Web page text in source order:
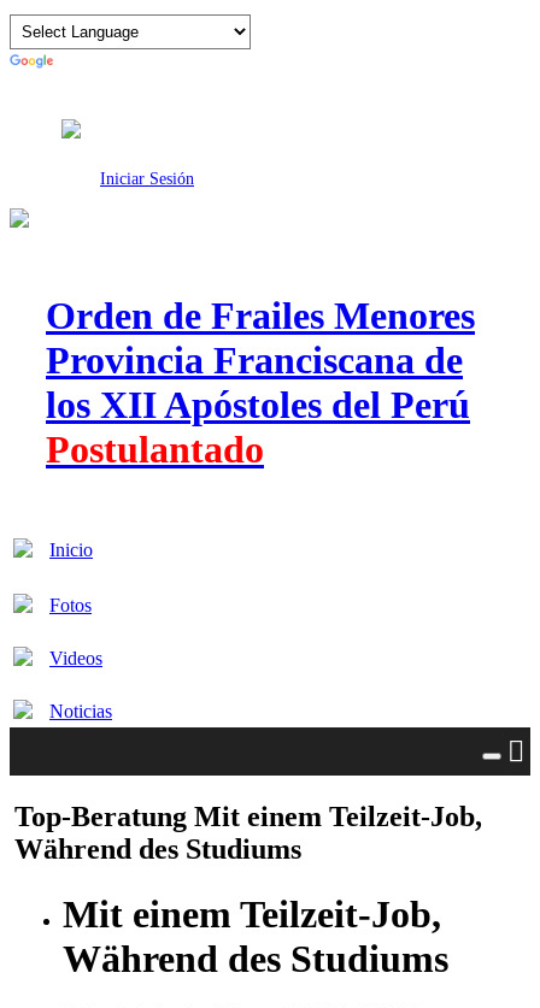
Iniciar Sesión
Orden de Frailes Menores
Provincia Franciscana de
los XII Apóstoles del Perú
Postulantado
Inicio
Fotos
Videos
Noticias
Top-Beratung Mit einem Teilzeit-Job,
Während des Studiums
Mit einem Teilzeit-Job,
Während des Studiums